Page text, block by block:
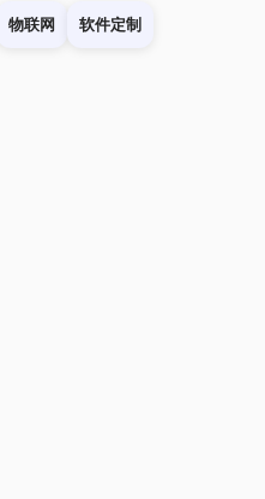
物联网 软件定制